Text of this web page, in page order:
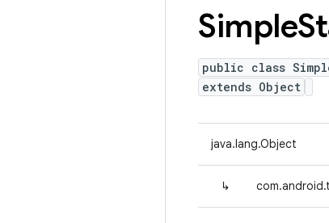
Simple
public class
extends Object
java.lang.Object
↳